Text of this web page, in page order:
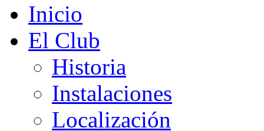
Inicio
El Club
Historia
Instalaciones
Localización